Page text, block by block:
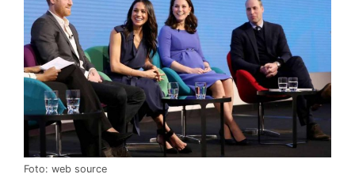
Foto: web source